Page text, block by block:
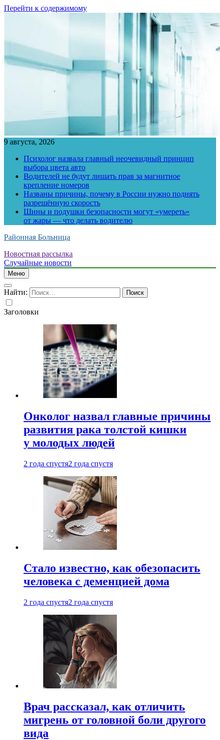
Перейти к содержимому
9 августа, 2026
Психолог назвала главный неочевидный принцип
выбора цвета авто
Водителей не будут лишать прав за магнитное
крепление номеров
Названы причины, почему в России нужно поднять
разрешённую скорость
Шины и подушки безопасности могут «умереть»
от жары — что делать водителю
Районная Больница
Новостная рассылка
Случайные новости
Меню
Найти:
Заголовки
Онколог назвал главные причины
развития рака толстой кишки
у молодых людей
2 года спустя2 года спустя
Стало известно, как обезопасить
человека с деменцией дома
2 года спустя2 года спустя
Врач рассказал, как отличить
мигрень от головной боли другого
вида